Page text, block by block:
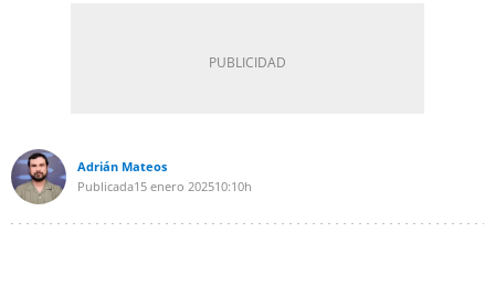
Adrián Mateos
Publicada15 enero 202510:10h